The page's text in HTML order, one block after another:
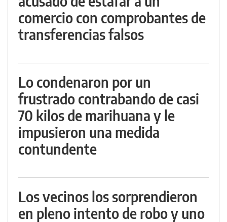
comercio con comprobantes de
transferencias falsos
Lo condenaron por un
frustrado contrabando de casi
70 kilos de marihuana y le
impusieron una medida
contundente
Los vecinos los sorprendieron
en pleno intento de robo y uno